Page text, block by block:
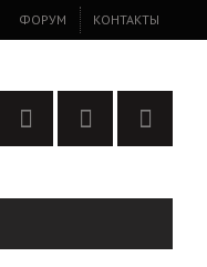
ФОРУМ КОНТАКТЫ